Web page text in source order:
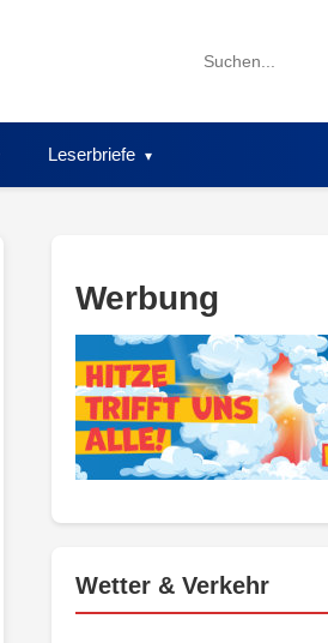
Search
Leserbriefe
Werbung
Wetter & Verkehr